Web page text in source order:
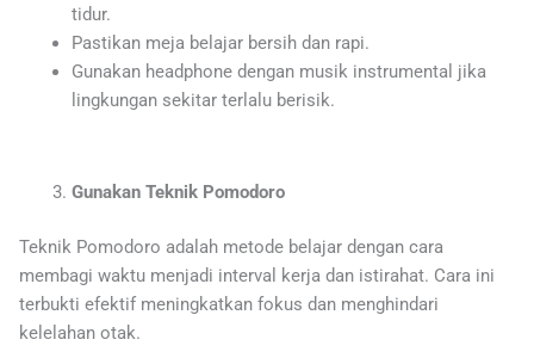
tidur.
Pastikan meja belajar bersih dan rapi.
Gunakan headphone dengan musik instrumental jika
lingkungan sekitar terlalu berisik.
Gunakan Teknik Pomodoro
Teknik Pomodoro adalah metode belajar dengan cara
membagi waktu menjadi interval kerja dan istirahat. Cara ini
terbukti efektif meningkatkan fokus dan menghindari
kelelahan otak.